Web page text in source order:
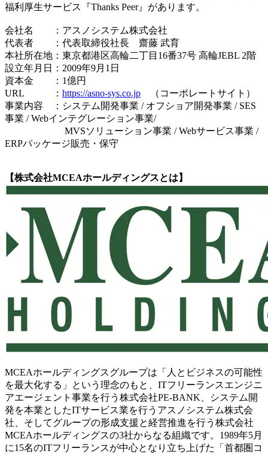
福利厚生サービス『Thanks Peer』があります。
会社名 ：アスノシステム株式会社
代表者 ：代表取締役社長 齋藤 武育
本社所在地：東京都港区高輪二丁目16番37号 高輪JEBL 2階
設立年月日：2009年9月1日
資本金 ：1億円
URL ： https://asno-sys.co.jp （コーポレートサイト）
事業内容 ：システム開発事業 / オフショア開発事業 / SES
事業 / Webインテグレーション事業/
MVSソリューション事業 / Webサービス事業 /
ERPパッケージ販売・保守
【株式会社MCEAホールディングスとは】
MCEAホールディングスグループは「人とビジネスの可能性
を最大化する」という理念のもと、ITフリーランスエンジニ
アエージェント事業を行う株式会社PE-BANK、システム開
発を本業としたITサービス業を行うアスノシステム株式会
社、そしてグループの形成支援と経営推進を行う株式会社
MCEAホールディングスの3社からなる組織です。1989年5月
に15名のITフリーランスが中心となり立ち上げた「首都圏コ